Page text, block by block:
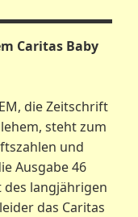
Caritas Baby
die Zeitschrift
steht zum
und
Ausgabe 46
des langjährigen
das Caritas